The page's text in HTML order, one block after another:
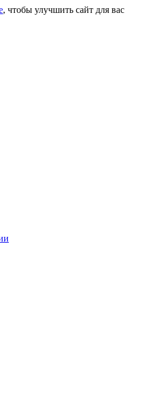
, чтобы улучшить сайт для вас